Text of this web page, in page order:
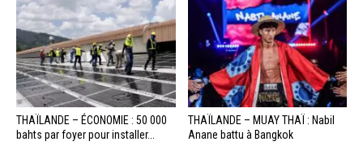
THAÏLANDE – ÉCONOMIE : 50 000
bahts par foyer pour installer...
THAÏLANDE – MUAY THAÏ : Nabil
Anane battu à Bangkok